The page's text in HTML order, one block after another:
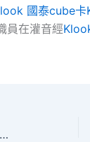
國泰cube卡
員在灌音經
看花？看人？甜心寶物臺包養網華農校方：不要集中在周末進校賞花